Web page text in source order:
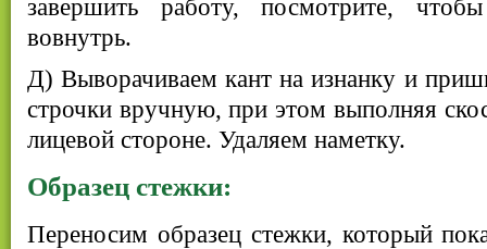
завершить работу, посмотрите,
вовнутрь.
Д) Выворачиваем кант на изнанку и
строчки вручную, при этом выполняя
лицевой стороне. Удаляем наметку.
Образец стежки:
Переносим образец стежки, который